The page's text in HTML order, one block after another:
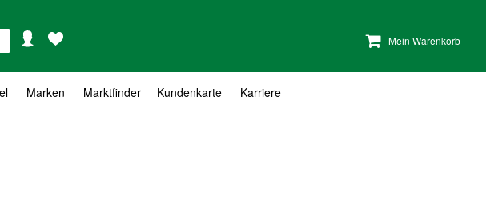
Mein Warenkorb
KontoWunschzettel
Marken Marktfinder Kundenkarte Karriere